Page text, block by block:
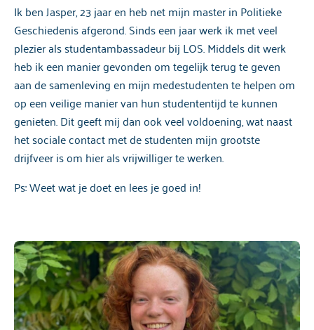
Ik ben Jasper, 23 jaar en heb net mijn master in Politieke
Geschiedenis afgerond. Sinds een jaar werk ik met veel
plezier als studentambassadeur bij LOS. Middels dit werk
heb ik een manier gevonden om tegelijk terug te geven
aan de samenleving en mijn medestudenten te helpen om
op een veilige manier van hun studententijd te kunnen
genieten. Dit geeft mij dan ook veel voldoening, wat naast
het sociale contact met de studenten mijn grootste
drijfveer is om hier als vrijwilliger te werken.
Ps: Weet wat je doet en lees je goed in!